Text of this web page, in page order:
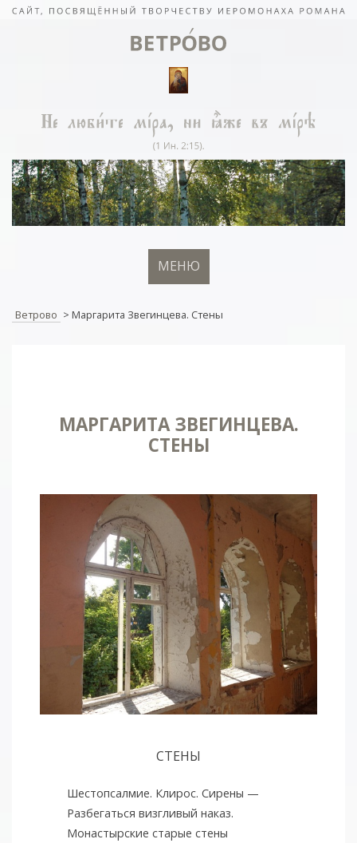
МЕНЮ
Ветрово > Маргарита Звегинцева. Стены
МАРГАРИТА ЗВЕГИНЦЕВА.
СТЕНЫ
СТЕНЫ
Шестопсалмие. Клирос. Сирены —
Разбегаться визгливый наказ.
Монастырские старые стены